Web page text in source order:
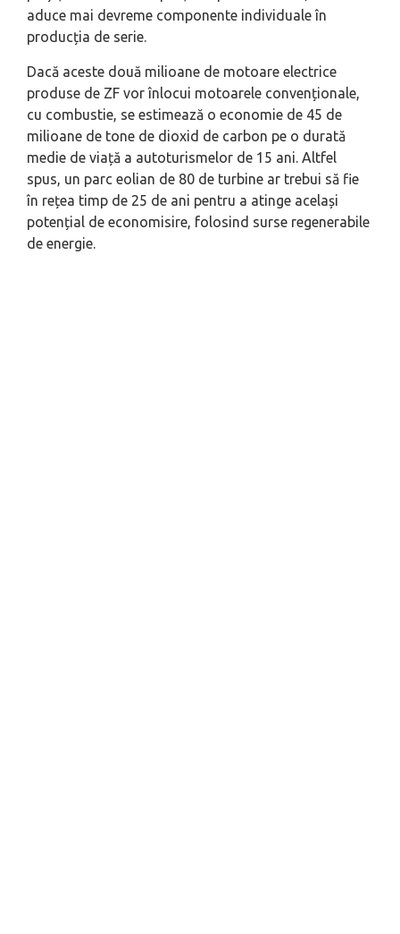
aduce mai devreme componente individuale în
producția de serie.
Dacă aceste două milioane de motoare electrice
produse de ZF vor înlocui motoarele convenționale,
cu combustie, se estimează o economie de 45 de
milioane de tone de dioxid de carbon pe o durată
medie de viață a autoturismelor de 15 ani. Altfel
spus, un parc eolian de 80 de turbine ar trebui să fie
în rețea timp de 25 de ani pentru a atinge același
potențial de economisire, folosind surse regenerabile
de energie.